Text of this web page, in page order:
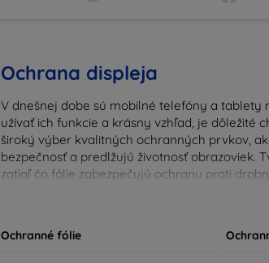
Ochrana displeja
V dnešnej dobe sú mobilné telefóny a tablety
užívať ich funkcie a krásny vzhľad, je dôležité
široký výber kvalitných ochranných prvkov,
bezpečnosť a predlžujú životnosť obrazoviek.
zatiaľ čo fólie zabezpečujú ochranu proti
produkty kompatibilné s rôznymi značkami a
Ochranné fólie